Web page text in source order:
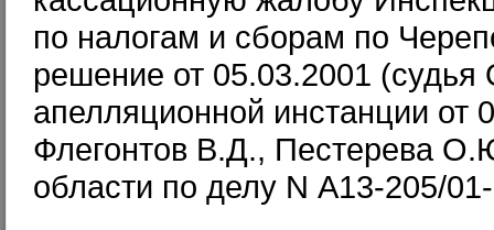
по налогам и сборам по
решение от 05.03.2001
апелляционной инстанции от
Флегонтов В.Д., Пестерева
области по делу N А13-205/